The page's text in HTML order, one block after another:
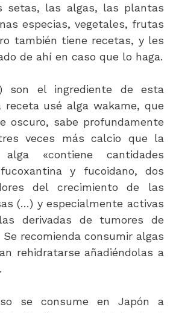
setas, las algas, las plantas
especias, vegetales, frutas
también tiene recetas, y les
de ahí en caso que lo haga.
son el ingrediente de esta
receta usé alga wakame, que
oscuro, sabe profundamente
veces más calcio que la
«contiene cantidades
y fucoidano, dos
del crecimiento de las
(…) y especialmente activas
derivadas de tumores de
Se recomienda consumir algas
rehidratarse añadiéndolas a
se consume en Japón a